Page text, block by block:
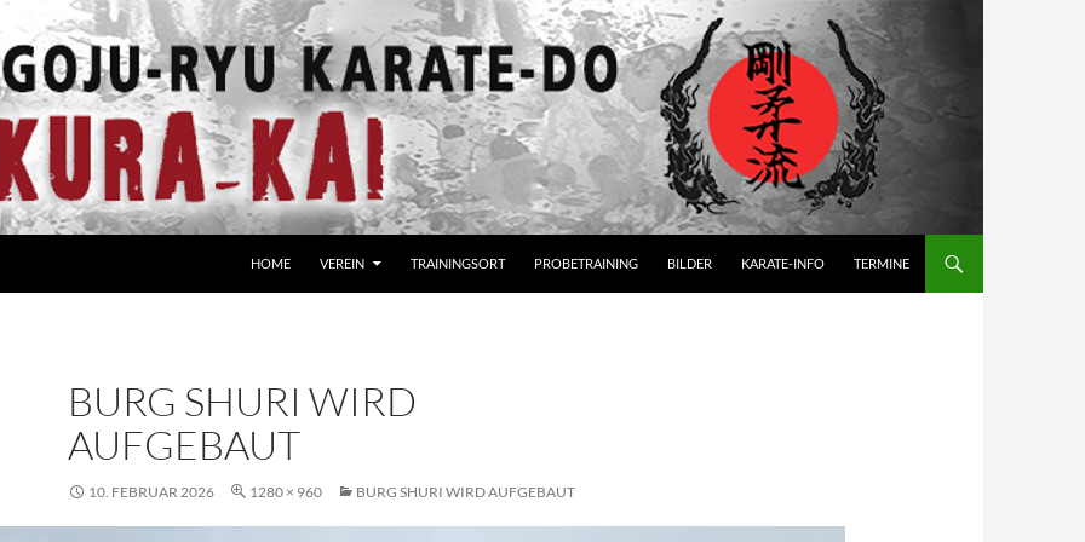
HOME VEREIN TRAININGSORT PROBETRAINING BILDER KARATE-INFO TERMINE
BURG SHURI WIRD
AUFGEBAUT
10. FEBRUAR 2026 1280 × 960 BURG SHURI WIRD AUFGEBAUT